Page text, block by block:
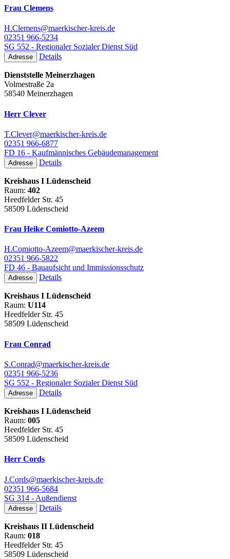
Frau Clemens
H.Clemens@maerkischer-kreis.de
02351 966-5234
SG 552 - Regionaler Sozialer Dienst Süd
Adresse Details
Dienststelle Meinerzhagen
Volmestraße 2a
58540 Meinerzhagen
Herr Clever
T.Clever@maerkischer-kreis.de
02351 966-6877
FD 16 - Kaufmännisches Gebäudemanagement
Adresse Details
Kreishaus I Lüdenscheid
Raum: 402
Heedfelder Str. 45
58509 Lüdenscheid
Frau Heike Comiotto-Azeem
H.Comiotto-Azeem@maerkischer-kreis.de
02351 966-5822
FD 46 - Bauaufsicht und Immissionsschutz
Adresse Details
Kreishaus I Lüdenscheid
Raum: U114
Heedfelder Str. 45
58509 Lüdenscheid
Frau Conrad
S.Conrad@maerkischer-kreis.de
02351 966-5236
SG 552 - Regionaler Sozialer Dienst Süd
Adresse Details
Kreishaus I Lüdenscheid
Raum: 005
Heedfelder Str. 45
58509 Lüdenscheid
Herr Cords
J.Cords@maerkischer-kreis.de
02351 966-5684
SG 314 - Außendienst
Adresse Details
Kreishaus II Lüdenscheid
Raum: 018
Heedfelder Str. 45
58509 Lüdenscheid